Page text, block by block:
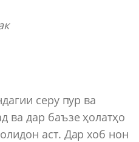
серу пур ва
ва дар баъзе ҳолатҳо
аст. Дар хоб нон